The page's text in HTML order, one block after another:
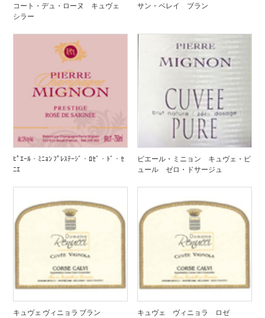
コート・デュ・ローヌ キュヴェ
シラー
サン・ペレイ ブラン
ﾋﾟｴｰﾙ・ﾐﾆｮﾝ ﾌﾟﾚｽﾃｰｼﾞ・ﾛｾﾞ・ﾄﾞ・ｾ
ﾆｴ
ピエール・ミニョン キュヴェ・ピ
ュール ゼロ・ドサージュ
キュヴェ ヴィニョラ ブラン キュヴェ ヴィニョラ ロゼ